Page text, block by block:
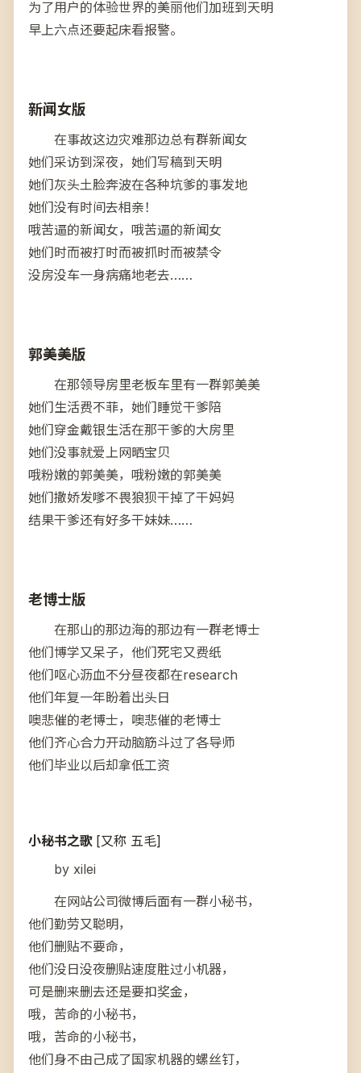
为了用户的体验世界的美丽他们加班到天明
早上六点还要起床看报警。
新闻女版
在事故这边灾难那边总有群新闻女
她们采访到深夜，她们写稿到天明
她们灰头土脸奔波在各种坑爹的事发地
她们没有时间去相亲！
哦苦逼的新闻女，哦苦逼的新闻女
她们时而被打时而被抓时而被禁令
没房没车一身病痛地老去……
郭美美版
在那领导房里老板车里有一群郭美美
她们生活费不菲，她们睡觉干爹陪
她们穿金戴银生活在那干爹的大房里
她们没事就爱上网晒宝贝
哦粉嫩的郭美美，哦粉嫩的郭美美
她们撒娇发嗲不畏狼狈干掉了干妈妈
结果干爹还有好多干妹妹……
老博士版
在那山的那边海的那边有一群老博士
他们博学又呆子，他们死宅又费纸
他们呕心沥血不分昼夜都在research
他们年复一年盼着出头日
噢悲催的老博士，噢悲催的老博士
他们齐心合力开动脑筋斗过了各导师
他们毕业以后却拿低工资
小秘书之歌 [又称 五毛]
by xilei
在网站公司微博后面有一群小秘书，
他们勤劳又聪明，
他们删贴不要命，
他们没日没夜删贴速度胜过小机器，
可是删来删去还是要扣奖金，
哦，苦命的小秘书，
哦，苦命的小秘书，
他们身不由己成了国家机器的螺丝钉，